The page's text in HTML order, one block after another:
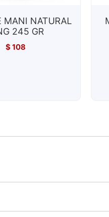
MANI NATURAL
245 GR
$108